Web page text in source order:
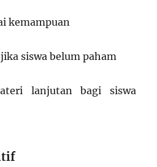
kemampuan
siswa belum paham
lanjutan bagi siswa